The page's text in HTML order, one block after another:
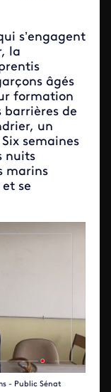
s’engagent
la
âgés
formation
barrières de
un
semaines
nuits
marins
se
- Public Sénat